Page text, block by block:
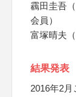
靏田圭吾
会員）
富塚晴夫
結果発表
2016年2